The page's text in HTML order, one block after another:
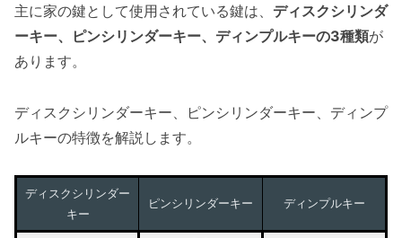
主に家の鍵として使用されている鍵は、 ディスクシリンダ
ーキー、ピンシリンダーキー、ディンプルキーの3種類が
あります。
ディスクシリンダーキー、ピンシリンダーキー、ディンプ
ルキーの特徴を解説します。
ディスクシリンダー
キー
ピンシリンダーキー ディンプルキー